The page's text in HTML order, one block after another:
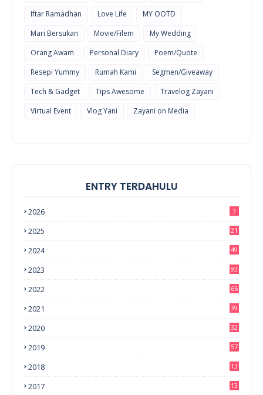
Iftar Ramadhan
Love Life
MY OOTD
Mari Bersukan
Movie/Filem
My Wedding
Orang Awam
Personal Diary
Poem/Quote
Resepi Yummy
Rumah Kami
Segmen/Giveaway
Tech & Gadget
Tips Awesome
Travelog Zayani
Virtual Event
Vlog Yani Zayani on Media
ENTRY TERDAHULU
2026 3
2025 21
2024 49
2023 93
2022 66
2021 39
2020 32
2019 57
2018
13
2017
13